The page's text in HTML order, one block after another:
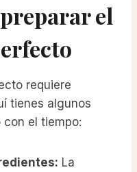
el
requiere
tienes algunos
con el tiempo:
La